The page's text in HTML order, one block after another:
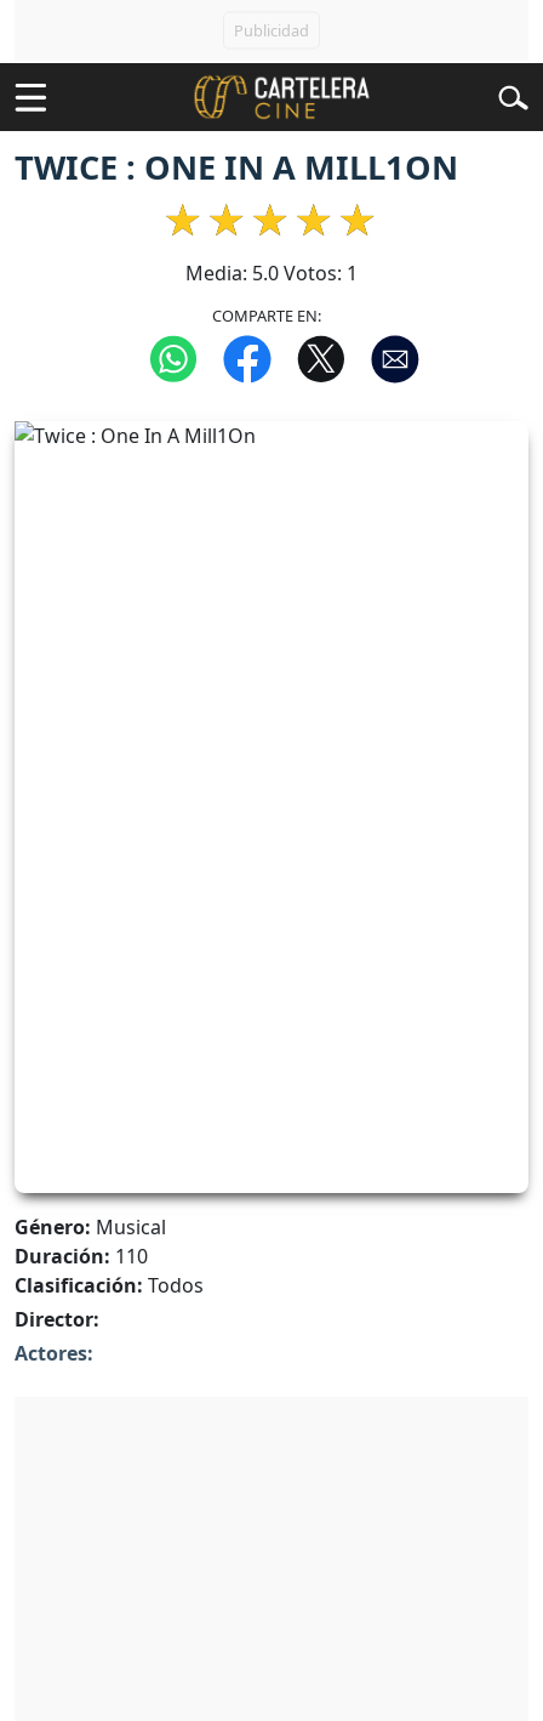
TWICE : ONE IN A MILL1ON
Media: 5.0Votos: 1
COMPARTE EN:
Género: Musical
Duración: 110
Clasificación: Todos
Director:
Actores: